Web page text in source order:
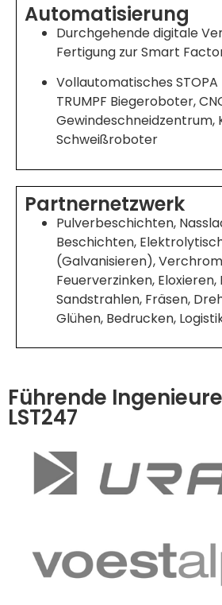
Automatisierung
Durchgehende digitale
Fertigung zur Smart
Vollautomatisches
TRUMPF Biegeroboter,
Gewindeschneidzentrum,
Schweißroboter
Partnernetzwerk
Pulverbeschichten,
Beschichten,
(Galvanisieren),
Feuerverzinken, Eloxieren,
Sandstrahlen, Fräsen,
Glühen, Bedrucken,
Führende
LST247